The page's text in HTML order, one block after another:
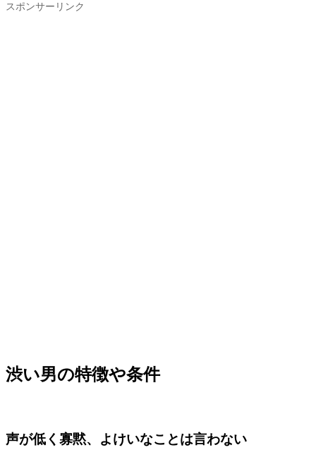
スポンサーリンク
渋い男の特徴や条件
声が低く寡黙、よけいなことは言わない